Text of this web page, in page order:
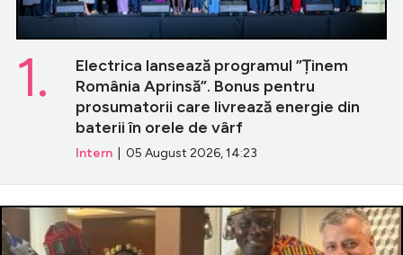
Electrica lansează programul ”Ținem
România Aprinsă”. Bonus pentru
prosumatorii care livrează energie din
baterii în orele de vârf
Intern | 05 August 2026, 14:23
1.